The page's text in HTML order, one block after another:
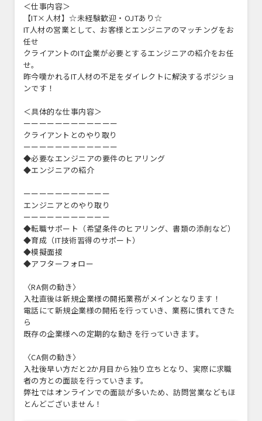
＜仕事内容＞
【IT×人材】☆未経験歓迎・OJTあり☆
IT人材の営業として、お客様とエンジニアのマッチングをお
任せ
クライアントのIT企業が必要とするエンジニアの紹介をお任
せ。
昨今嘆かれるIT人材の不足をダイレクトに解決するポジショ
ンです！
＜具体的な仕事内容＞
ーーーーーーーーーーーー
クライアントとのやり取り
ーーーーーーーーーーーー
◆必要なエンジニアの要件のヒアリング
◆エンジニアの紹介
ーーーーーーーーーーー
エンジニアとのやり取り
ーーーーーーーーーーー
◆転職サポート（希望条件のヒアリング、書類の添削など）
◆育成（IT技術習得のサポート）
◆模擬面接
◆アフターフォロー
〈RA側の動き〉
入社直後は新規企業様の開拓業務がメインとなります！
電話にて新規企業様の開拓を行っていき、業務に慣れてきた
ら
既存の企業様への定期的な動きを行っていきます。
〈CA側の動き〉
入社後早い方だと2か月目から独り立ちとなり、実際に求職
者の方との面談を行っていきます。
弊社ではオンラインでの面談が多いため、訪問営業などもほ
とんどございません！